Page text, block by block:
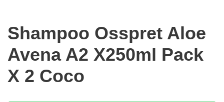
Shampoo Osspret Aloe
Avena A2 X250ml Pack
X 2 Coco